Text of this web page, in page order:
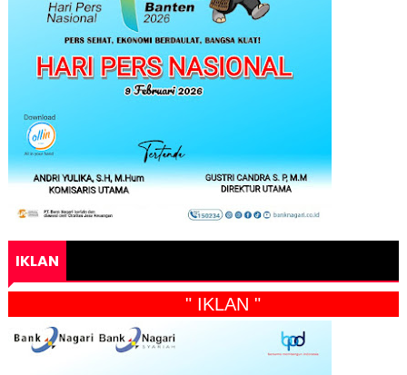
IKLAN
" IKLAN "